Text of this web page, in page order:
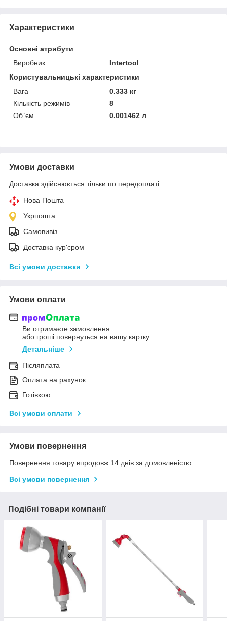
Характеристики
Основні атрибути
Виробник
Intertool
Користувальницькі характеристики
Вага
0.333 кг
Кількість режимів
8
Об`єм
0.001462 л
Умови доставки
Доставка здійснюється тільки по передоплаті.
Нова Пошта
Укрпошта
Самовивіз
Доставка кур'єром
Всі умови доставки
Умови оплати
Ви отримаєте замовлення
або гроші повернуться на вашу картку
Детальніше
Післяплата
Оплата на рахунок
Готівкою
Всі умови оплати
Умови повернення
Повернення товару впродовж 14 днів за домовленістю
Всі умови повернення
Подібні товари компанії